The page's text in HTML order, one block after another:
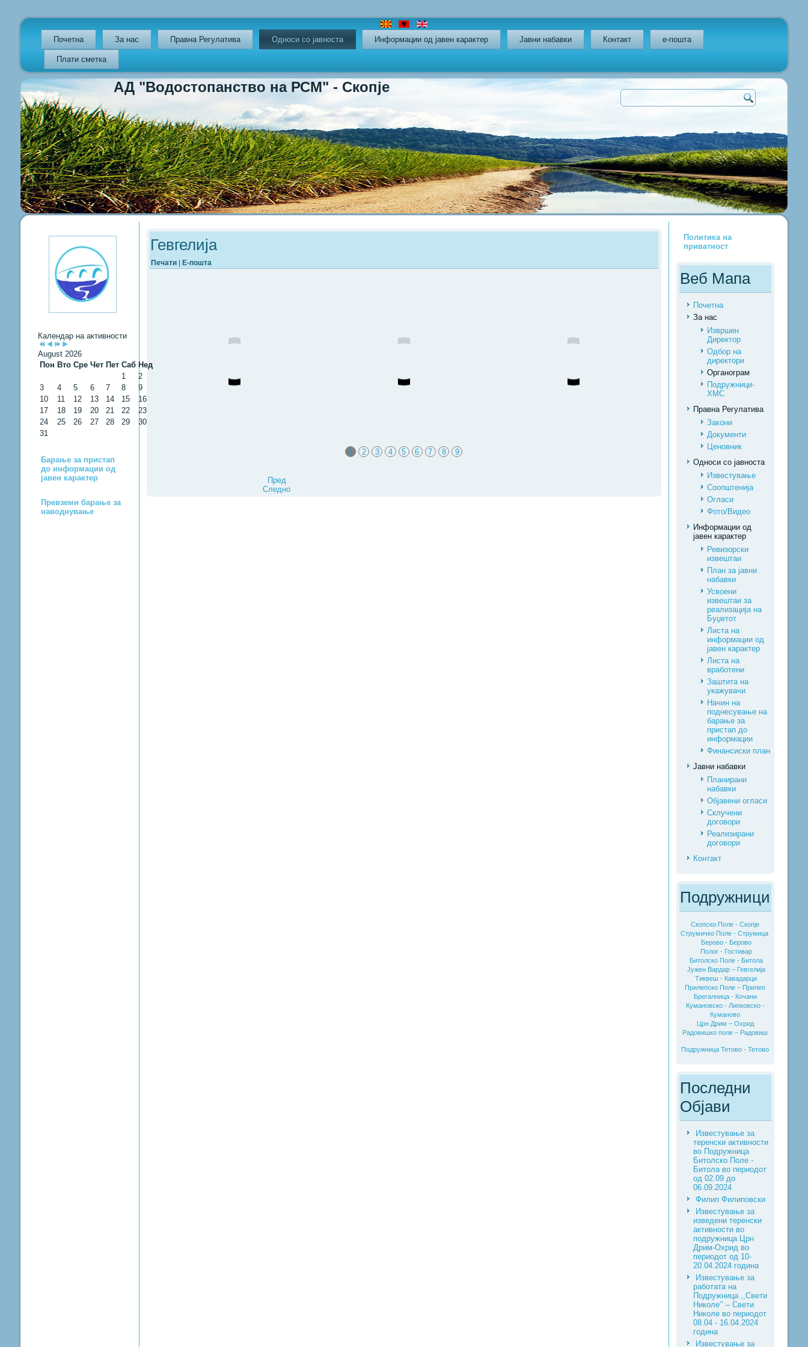
Почетна За нас Правна Регулатива Oдноси со јавноста Информации од јавен карактер Јавни набавки Контакт e-пошта
Плати сметка
АД "Водостопанство на РСМ" - Скопје
Календар на активности
August 2026
Пон Вто Сре Чет Пет Саб Нед
1
2
3
4 5 6 7 8
9
10
11 12 13 14 15
16
17
18 19 20 21 22
23
24
25 26 27 28 29
30
31
Барање за пристап
до информации од
јавен карактер
Превземи барање за
наводнување
Гевгелија
Печати Е-пошта
1 2 3 4 5 6 7 8 9
Пред
Следно
Политика на
приватност
Веб Мапа
Почетна
За нас
Извршен
Директор
Одбор на
директори
Органограм
Подружници-
ХМС
Правна Регулатива
Закони
Документи
Ценовник
Односи со јавноста
Известување
Соопштенија
Огласи
Фото/Видео
Информации од
јавен карактер
Ревизорски
извештаи
План за јавни
набавки
Усвоени
извештаи за
реализација на
Буџетот
Листа на
информации од
јавен карактер
Листа на
вработени
Заштита на
укажувачи
Начин на
поднесување на
барање за
пристап до
информации
Финансиски план
Јавни набавки
Планирани
набавки
Објавени огласи
Склучени
договори
Реализирани
договори
Контакт
Подружници
Скопско Поле - Скопје
Струмичко Поле - Струмица
Берово - Берово
Полог - Гостивар
Битолско Поле - Битола
Јужен Вардар – Гевгелија
Тиквеш - Кавадарци
Прилепско Поле – Прилеп
Брегалница - Кочани
Кумановско - Липковско -
Куманово
Црн Дрим – Охрид
Радовишко поле – Радовиш
Подружница Тетово - Тетово
Последни
Објави
Известување за
теренски активности
во Подружница
Битолско Поле -
Битола во периодот
од 02.09 до
06.09.2024
Филип Филиповски
Известување за
изведени теренски
активности во
подружница Црн
Дрим-Охрид во
периодот од 10-
20.04.2024 година
Известување за
работата на
Подружница ,,Свети
Николе’’ – Свети
Николе во периодот
08.04 - 16.04.2024
година
Известување за